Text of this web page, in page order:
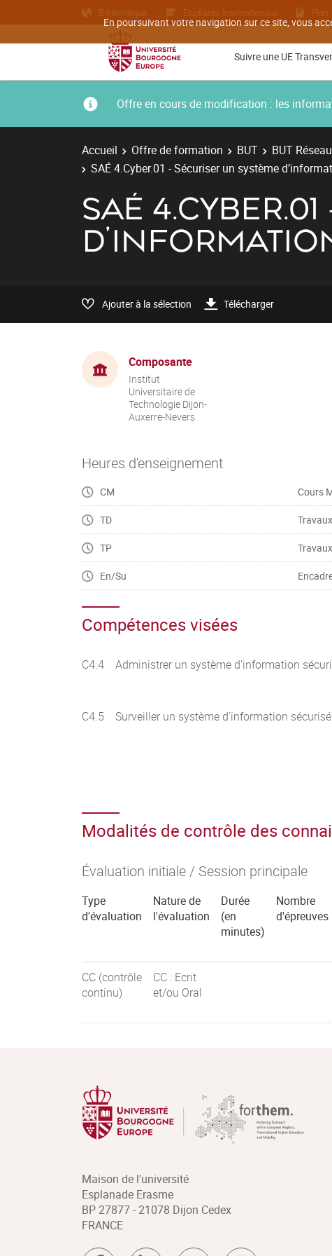
En poursuivant votre navigation sur ce site, vous
Bibliothèque Etudiants internationaux Plan
Suivre une UE
Offre en cours de modification : les
Accueil Offre de formation BUT BUT
SAÉ 4.Cyber.01 - Sécuriser un système
SAÉ
Ajouter à la sélection Télécharger
Composante
Institut
Universitaire de
Technologie Dijon-
Auxerre-Nevers
Heures d'enseignement
CM Cours
TD
TP
En/Su
Compétences visées
C4.4 Administrer un système d'information
C4.5 Surveiller un système d'information
Modalités de contrôle des
Évaluation initiale / Session principale
Type
d'évaluation
Nature de
l'évaluation
Durée
(en
minutes)
Nombre
d'épreuves
CC (contrôle
continu)
CC : Ecrit
et/ou Oral
Maison de l'université
Esplanade Erasme
BP 27877 - 21078 Dijon Cedex
FRANCE